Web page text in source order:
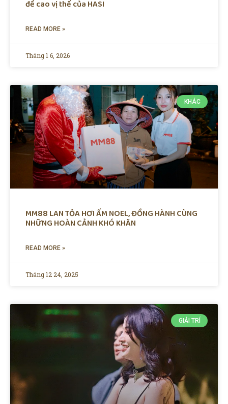
đề cao vị thế của HASI
READ MORE »
Tháng 1 6, 2026
KHÁC
MM88 LAN TỎA HƠI ẤM NOEL, ĐỒNG HÀNH CÙNG
NHỮNG HOÀN CẢNH KHÓ KHĂN
READ MORE »
Tháng 12 24, 2025
GIẢI TRÍ